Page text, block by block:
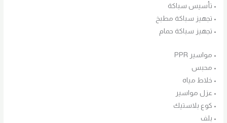
• تأسيس سباكة
• تجهيز سباكة مطبخ
• تجهيز سباكة حمام
• مواسير PPR
• محبس
• خلاط مياه
• عزل مواسير
• كوع بلاستيك
• بلف